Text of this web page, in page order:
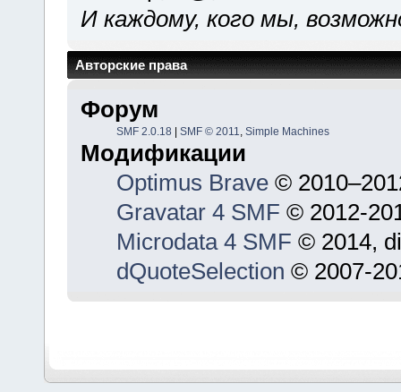
И каждому, кого мы,
Авторские права
Форум
SMF 2.0.18 | SMF © 2011, Simple Machines
Модификации
Optimus Brave©
Gravatar 4 SMF © 2012-
Microdata 4 SMF © 2014,
dQuoteSelection © 2007-